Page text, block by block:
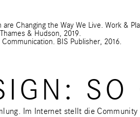
Changing the Way We Live. Work &
& Hudson, 2019.
BIS Publisher, 2016.
SO
Im Internet stellt die